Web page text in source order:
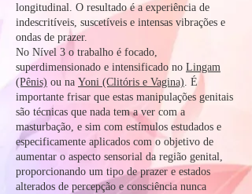
longitudinal. O resultado é a experiência de
indescritíveis, suscetíveis e intensas vibrações e
ondas de prazer.
No Nível 3 o trabalho é focado,
superdimensionado e intensificado no Lingam
(Pênis) ou na Yoni (Clitóris e Vagina) . É
importante frisar que estas manipulações genitais
são técnicas que nada tem a ver com a
masturbação, e sim com estímulos estudados e
especificamente aplicados com o objetivo de
aumentar o aspecto sensorial da região genital,
proporcionando um tipo de prazer e estados
alterados de percepção e consciência nunca